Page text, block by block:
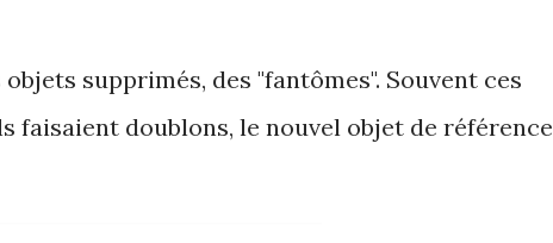
supprimés, des "fantômes". Souvent ces
faisaient doublons, le nouvel objet de référence